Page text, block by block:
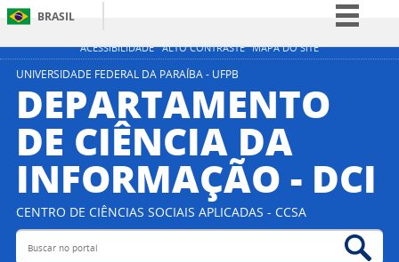
ACESSIBILIDADE ALTO CONTRASTE MAPA DO SITE
BRASIL
Simplifique!
Participe
Acesso à informação
Legislação
Canais
UNIVERSIDADE FEDERAL DA PARAÍBA - UFPB
DEPARTAMENTO
DE CIÊNCIA DA
INFORMAÇÃO - DCI
CENTRO DE CIÊNCIAS SOCIAIS APLICADAS - CCSA
Buscar no portal